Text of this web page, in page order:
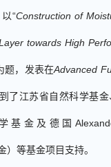
“Construction of
towards High
题，发表在Advanced
了江苏省自然科学基金
基金及德国
）等基金项目支持。